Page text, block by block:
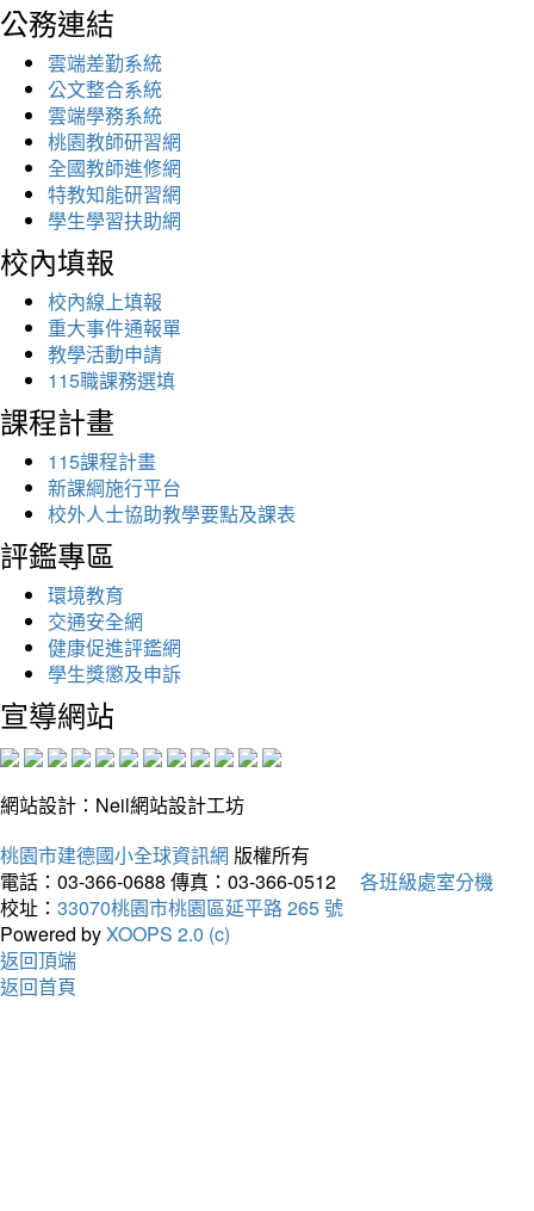
公務連結
雲端差勤系統
公文整合系統
雲端學務系統
桃園教師研習網
全國教師進修網
特教知能研習網
學生學習扶助網
校內填報
校內線上填報
重大事件通報單
教學活動申請
115職課務選填
課程計畫
115課程計畫
新課綱施行平台
校外人士協助教學要點及課表
評鑑專區
環境教育
交通安全網
健康促進評鑑網
學生獎懲及申訴
宣導網站
網站設計：Neil網站設計工坊
桃園市建德國小全球資訊網 版權所有
電話：03-366-0688 傳真：03-366-0512
各班級處室分機
校址： 33070桃園市桃園區延平路 265 號
Powered byXOOPS 2.0 (c)
返回頂端
返回首頁